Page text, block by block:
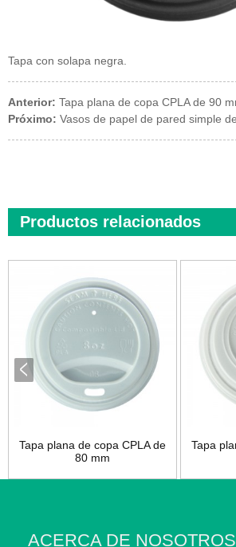
Tapa con solapa negra.
Anterior: Tapa plana de copa CPLA de 90
Próximo: Vasos de papel de pared simple
Productos relacionados
Tapa plana de copa CPLA de
80 mm
Tapa
ACERCA DE